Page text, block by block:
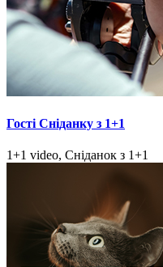
Гості Сніданку з 1+1
1+1 video, Сніданок з 1+1